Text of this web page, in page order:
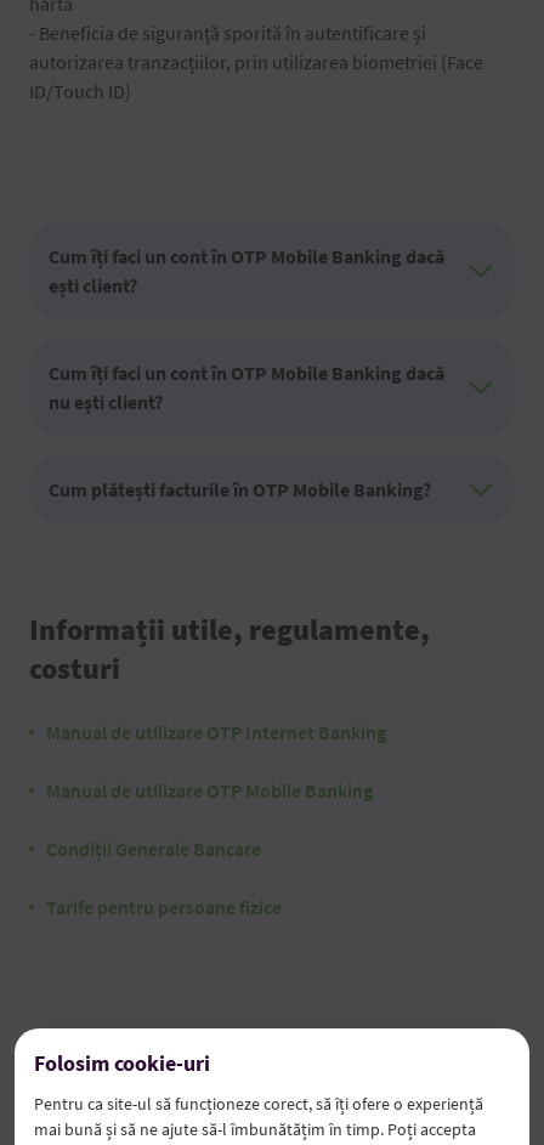
- Beneficia de siguranță sporită în autentificare și
autorizarea tranzacțiilor, prin utilizarea biometriei (Face
ID/Touch ID)
Cum îți faci un cont în OTP Mobile Banking dacă
ești client?
Cum îți faci un cont în OTP Mobile Banking dacă
nu ești client?
Cum plătești facturile în OTP Mobile Banking?
Informații utile, regulamente,
costuri
Manual de utilizare OTP Internet Banking
Manual de utilizare OTP Mobile Banking
Condiții Generale Bancare
Tarife pentru persoane fizice
Folosim cookie-uri
Pentru ca site-ul să funcționeze corect, să îți ofere o experiență
mai bună și să ne ajute să-l îmbunătățim în timp. Poți accepta